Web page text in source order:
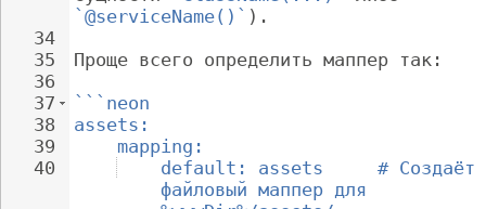
34
35
36
37
38
39
40
`@serviceName()` ).
Проще всего определить маппер так:
```neon
assets:
mapping:
default: assets     # Создаёт
файловый маппер для